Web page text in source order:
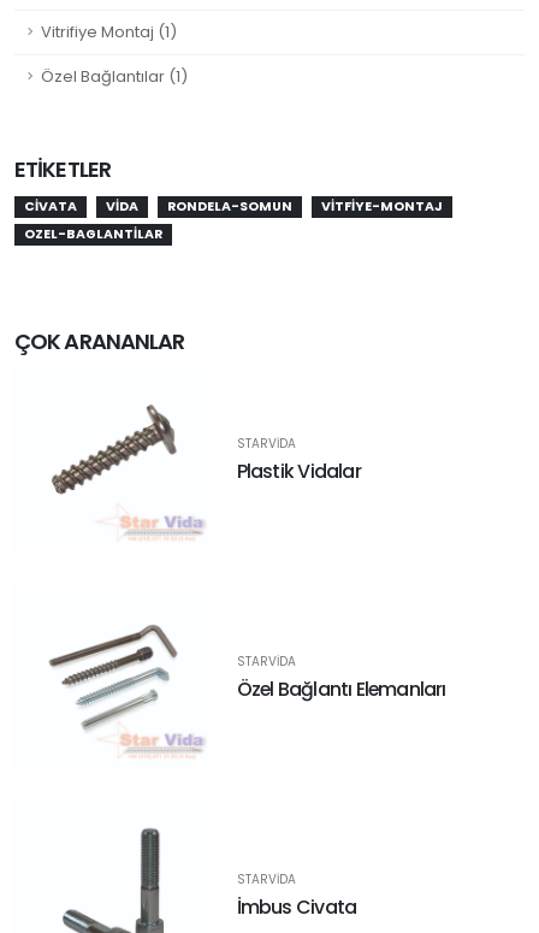
Vitrifiye Montaj (1)
Özel Bağlantılar (1)
ETIKETLER
CIVATA VIDA RONDELA-SOMUN
VITFIYE-MONTAJ
OZEL-BAGLANTILAR
ÇOK ARANANLAR
STARVIDA
Plastik Vidalar
STARVIDA
Özel Bağlantı Elemanları
STARVIDA
İmbus Civata